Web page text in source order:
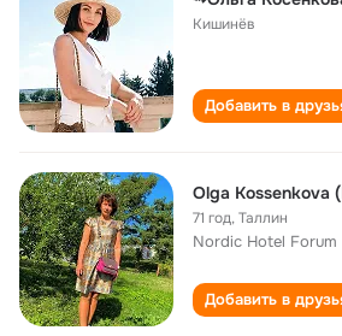
Кишинёв
Добавить в
Olga Kossenkova
71 год,Таллин
Nordic Hotel Forum
Добавить в